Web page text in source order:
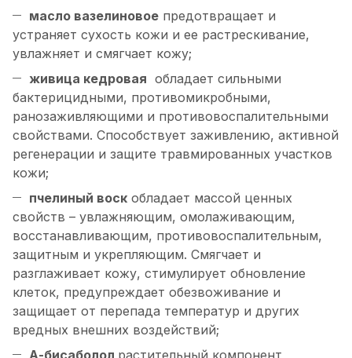
масло вазелиновое предотвращает и
устраняет сухость кожи и ее растрескивание,
увлажняет и смягчает кожу;
живица кедровая обладает сильными
бактерицидными, противомикробными,
ранозаживляющими и противовоспалительными
свойствами. Способствует заживлению, активной
регенерации и защите травмированных участков
кожи;
пчелиный воск обладает массой ценных
свойств – увлажняющим, омолаживающим,
восстанавливающим, противовоспалительным,
защитным и укрепляющим. Смягчает и
разглаживает кожу, стимулирует обновление
клеток, предупреждает обезвоживание и
защищает от перепада температур и других
вредных внешних воздействий;
А-бисаболол растительный компонент,